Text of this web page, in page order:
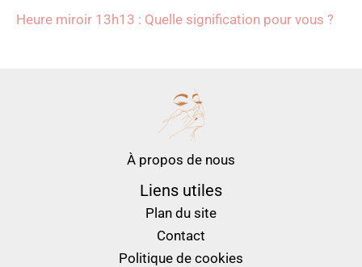
Heure miroir 13h13 : Quelle signification pour vous ?
À propos de nous
Liens utiles
Plan du site
Contact
Politique de cookies